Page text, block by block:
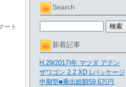
Search
新着記事
H.29(2017)年 マツダ アテン
ザワゴン 2.2 XD Lパッケージ
中期型■乗出総額59.6万円
ート